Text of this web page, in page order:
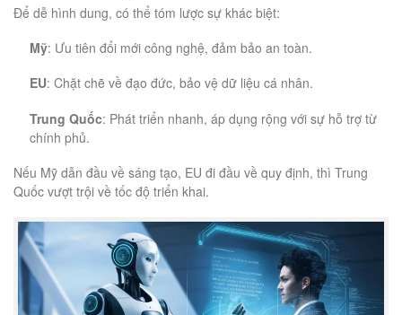
Để dễ hình dung, có thể tóm lược sự khác biệt:
Mỹ: Ưu tiên đổi mới công nghệ, đảm bảo an toàn.
EU: Chặt chẽ về đạo đức, bảo vệ dữ liệu cá nhân.
Trung Quốc: Phát triển nhanh, áp dụng rộng với sự hỗ trợ từ
chính phủ.
Nếu Mỹ dẫn đầu về sáng tạo, EU đi đầu về quy định, thì Trung
Quốc vượt trội về tốc độ triển khai.